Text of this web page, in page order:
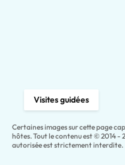
Visites guidées
Certaines images sur cette page
hôtes. Tout le contenu est © 2014 -
autorisée est strictement interdite.